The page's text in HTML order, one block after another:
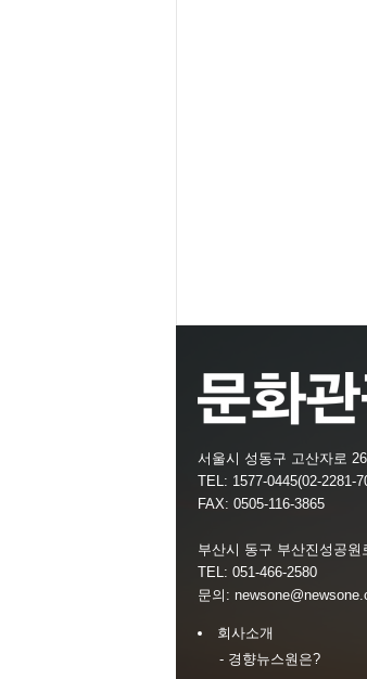
서울시 성동구 고산자로
TEL: 1577-0445(02-2281-
FAX: 0505-116-3865
부산시 동구 부산진성공원
TEL: 051-466-2580
문의:
회사소개
- 경향뉴스원은?